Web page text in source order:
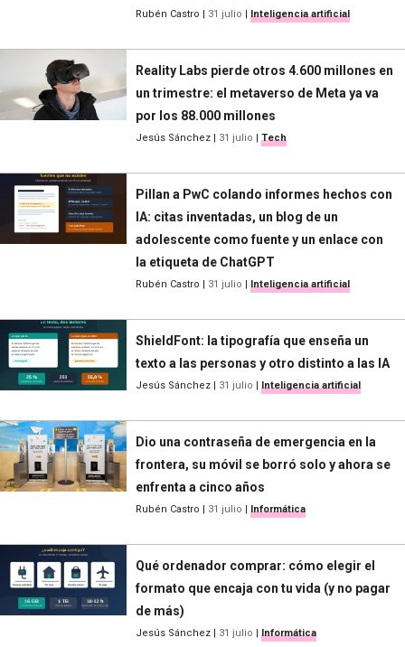
Rubén Castro | 31 julio | Inteligencia artificial
Reality Labs pierde otros 4.600 millones en
un trimestre: el metaverso de Meta ya va
por los 88.000 millones
Jesús Sánchez | 31 julio | Tech
Pillan a PwC colando informes hechos con
IA: citas inventadas, un blog de un
adolescente como fuente y un enlace con
la etiqueta de ChatGPT
Rubén Castro | 31 julio | Inteligencia artificial
ShieldFont: la tipografía que enseña un
texto a las personas y otro distinto a las IA
Jesús Sánchez | 31 julio | Inteligencia artificial
Dio una contraseña de emergencia en la
frontera, su móvil se borró solo y ahora se
enfrenta a cinco años
Rubén Castro | 31 julio | Informática
Qué ordenador comprar: cómo elegir el
formato que encaja con tu vida (y no pagar
de más)
Jesús Sánchez | 31 julio | Informática